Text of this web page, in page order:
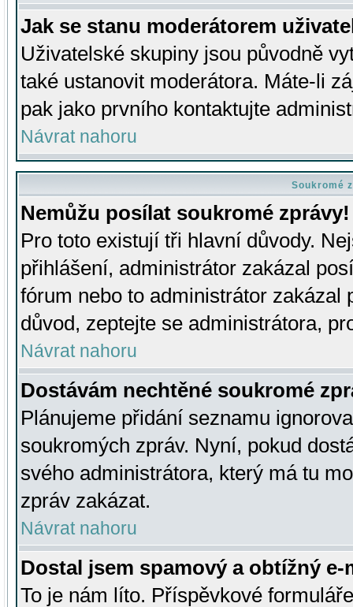
Jak se stanu moderátorem
Uživatelské skupiny jsou původně
také ustanovit moderátora. Máte-li
pak jako prvního kontaktujte
Návrat nahoru
Soukromé
Nemůžu posílat soukromé zprávy!
Pro toto existují tři hlavní důvody.
přihlášení, administrátor zakázal
fórum nebo to administrátor zakázal
důvod, zeptejte se administrátora,
Návrat nahoru
Dostávám nechtěné soukromé
Plánujeme přidání seznamu
soukromých zpráv. Nyní, pokud
svého administrátora, který má tu
zpráv zakázat.
Návrat nahoru
Dostal jsem spamový a obtížný
To je nám líto. Příspěvkové